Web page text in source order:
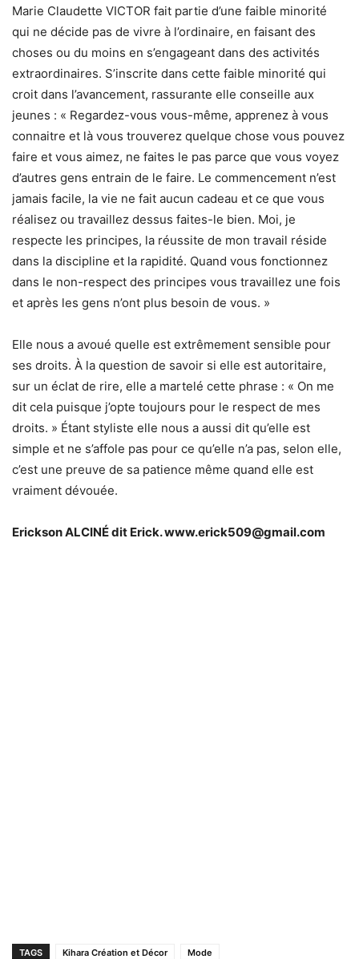
Marie Claudette VICTOR fait partie d’une faible minorité
qui ne décide pas de vivre à l’ordinaire, en faisant des
choses ou du moins en s’engageant dans des activités
extraordinaires. S’inscrite dans cette faible minorité qui
croit dans l’avancement, rassurante elle conseille aux
jeunes : « Regardez-vous vous-même, apprenez à vous
connaitre et là vous trouverez quelque chose vous pouvez
faire et vous aimez, ne faites le pas parce que vous voyez
d’autres gens entrain de le faire. Le commencement n’est
jamais facile, la vie ne fait aucun cadeau et ce que vous
réalisez ou travaillez dessus faites-le bien. Moi, je
respecte les principes, la réussite de mon travail réside
dans la discipline et la rapidité. Quand vous fonctionnez
dans le non-respect des principes vous travaillez une fois
et après les gens n’ont plus besoin de vous. »
Elle nous a avoué quelle est extrêmement sensible pour
ses droits. À la question de savoir si elle est autoritaire,
sur un éclat de rire, elle a martelé cette phrase : « On me
dit cela puisque j’opte toujours pour le respect de mes
droits. » Étant styliste elle nous a aussi dit qu’elle est
simple et ne s’affole pas pour ce qu’elle n’a pas, selon elle,
c’est une preuve de sa patience même quand elle est
vraiment dévouée.
Erickson ALCINÉ dit Erick. www.erick509@gmail.com
TAGS Kihara Création et Décor Mode